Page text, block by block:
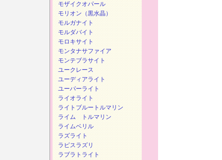
モザイクオパール
モリオン（黒水晶）
モルガナイト
モルダバイト
モロキサイト
モンタナサファイア
モンテブラサイト
ユークレース
ユーディアライト
ユーパーライト
ライオライト
ライトブルートルマリン
ライム トルマリン
ライムベリル
ラズライト
ラピスラズリ
ラブラトライト